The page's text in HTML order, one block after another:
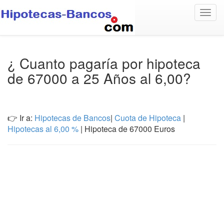
¿ Cuanto pagaría por hipoteca
de 67000 a 25 Años al 6,00?
👉 Ir a: Hipotecas de Bancos| Cuota de Hipoteca |
Hipotecas al 6,00 % | Hipoteca de 67000 Euros